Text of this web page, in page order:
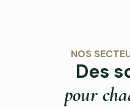
NOS
Des
pour